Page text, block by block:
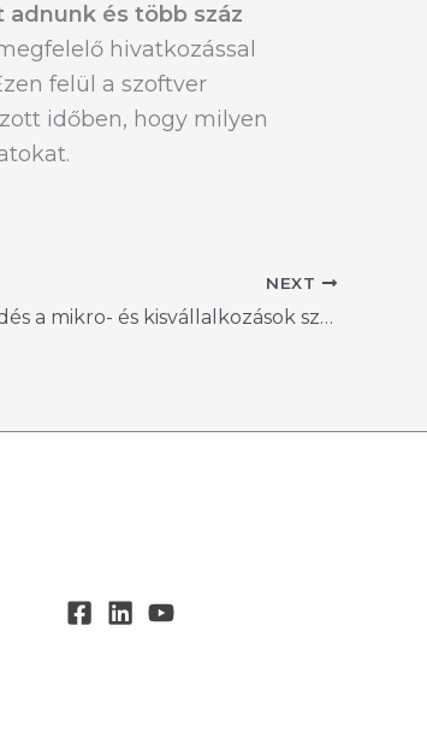
és több száz
hivatkozással
felül a szoftver
időben, hogy milyen
NEXT
Pályázat: Digitális fejlődés a mikro- és kisvállalkozások szolgálatában